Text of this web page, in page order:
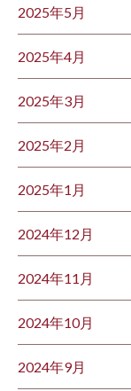
2025年5月
2025年4月
2025年3月
2025年2月
2025年1月
2024年12月
2024年11月
2024年10月
2024年9月